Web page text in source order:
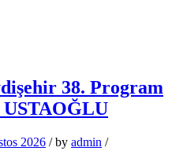
38. Program
2026 /by admin /